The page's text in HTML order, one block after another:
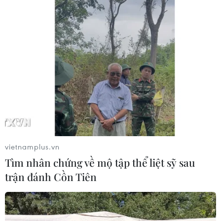
Theo dõi VietnamPlus
TIN LIÊN QUAN
vietnamplus.vn
Tìm nhân chứng về mộ tập thể liệt sỹ sau
trận đánh Cồn Tiên